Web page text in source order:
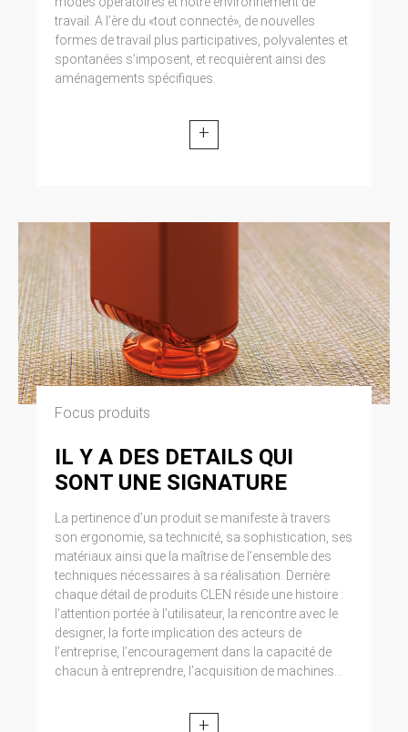
travail. A l’ère du «tout connecté», de nouvelles
formes de travail plus participatives, polyvalentes et
spontanées s’imposent, et recquièrent ainsi des
aménagements spécifiques.
+
Focus produits
IL Y A DES DETAILS QUI
SONT UNE SIGNATURE
La pertinence d’un produit se manifeste à travers
son ergonomie, sa technicité, sa sophistication, ses
matériaux ainsi que la maîtrise de l’ensemble des
techniques nécessaires à sa réalisation. Derrière
chaque détail de produits CLEN réside une histoire :
l’attention portée à l’utilisateur, la rencontre avec le
designer, la forte implication des acteurs de
l’entreprise, l’encouragement dans la capacité de
chacun à entreprendre, l’acquisition de machines...
+